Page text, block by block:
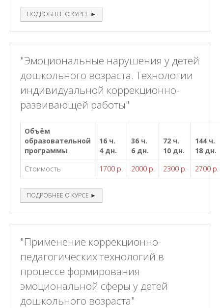
ПОДРОБНЕЕ О КУРСЕ ►
"Эмоциональные нарушения у детей
дошкольного возраста. Технологии
индивидуальной коррекционно-
развивающей работы"
Объём
образовательной
программы
16 ч.
4 дн.
36 ч.
6 дн.
72 ч.
10 дн.
144 ч.
18 дн.
Стоимость
1700 р. 2000 р. 2300 р. 2700 р.
ПОДРОБНЕЕ О КУРСЕ ►
"Применение коррекционно-
педагогических технологий в
процессе формирования
эмоциональной сферы у детей
дошкольного возраста"